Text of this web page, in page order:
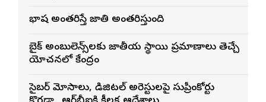
భాష అంతరిస్తే జాతి అంతరిస్తుంది
బైక్ అంబులెన్స్‌లకు జాతీయ స్థాయి ప్రమాణాలు తెచ్చే
యోచనలో కేంద్రం
సైబర్ మోసాలు, డిజిటల్ అరెస్టులపై సుప్రీంకోర్టు